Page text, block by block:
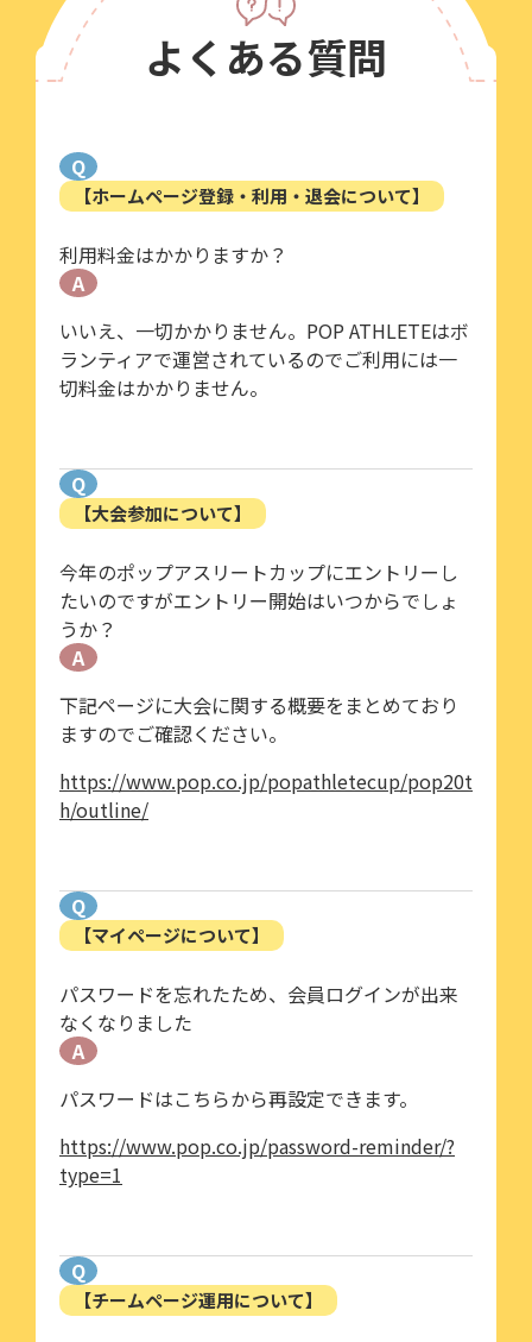
よくある質問
Q
【ホームページ登録・利用・退会について】
利用料金はかかりますか？
A
いいえ、一切かかりません。POP ATHLETEはボ
ランティアで運営されているのでご利用には一
切料金はかかりません。
Q
【大会参加について】
今年のポップアスリートカップにエントリーし
たいのですがエントリー開始はいつからでしょ
うか？
A
下記ページに大会に関する概要をまとめており
ますのでご確認ください。
https://www.pop.co.jp/popathletecup/pop20t
h/outline/
Q
【マイページについて】
パスワードを忘れたため、会員ログインが出来
なくなりました
A
パスワードはこちらから再設定できます。
https://www.pop.co.jp/password-reminder/?
type=1
Q
【チームページ運用について】